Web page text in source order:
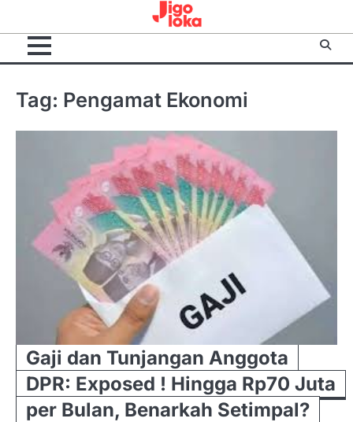
content
Tag: Pengamat Ekonomi
Gaji dan Tunjangan Anggota
DPR: Exposed ! Hingga Rp70 Juta
per Bulan, Benarkah Setimpal?